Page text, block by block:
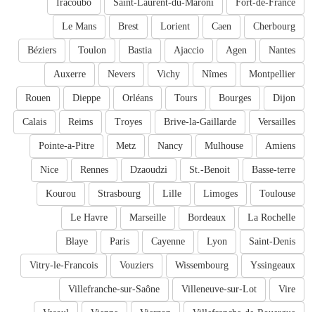
Fort-de-France
Saint-Laurent-du-Maroni
Iracoubo
Cherbourg
Caen
Lorient
Brest
Le Mans
Nantes
Agen
Ajaccio
Bastia
Toulon
Béziers
Montpellier
Nîmes
Vichy
Nevers
Auxerre
Dijon
Bourges
Tours
Orléans
Dieppe
Rouen
Versailles
Brive-la-Gaillarde
Troyes
Reims
Calais
Amiens
Mulhouse
Nancy
Metz
Pointe-a-Pitre
Basse-terre
St.-Benoit
Dzaoudzi
Rennes
Nice
Toulouse
Limoges
Lille
Strasbourg
Kourou
La Rochelle
Bordeaux
Marseille
Le Havre
Saint-Denis
Lyon
Cayenne
Paris
Blaye
Yssingeaux
Wissembourg
Vouziers
Vitry-le-Francois
Vire
Villeneuve-sur-Lot
Villefranche-sur-Saône